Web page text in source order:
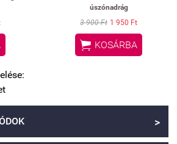
úszónadrág
3 900 Ft 1 950 Ft
 KOSÁRBA
>